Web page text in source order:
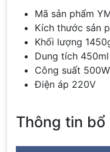
Mã sản phẩm
Kích thước sản
Khối lượng
Dung tích 450ml
Công suất 500W
Điện áp 220V
Thông tin bổ